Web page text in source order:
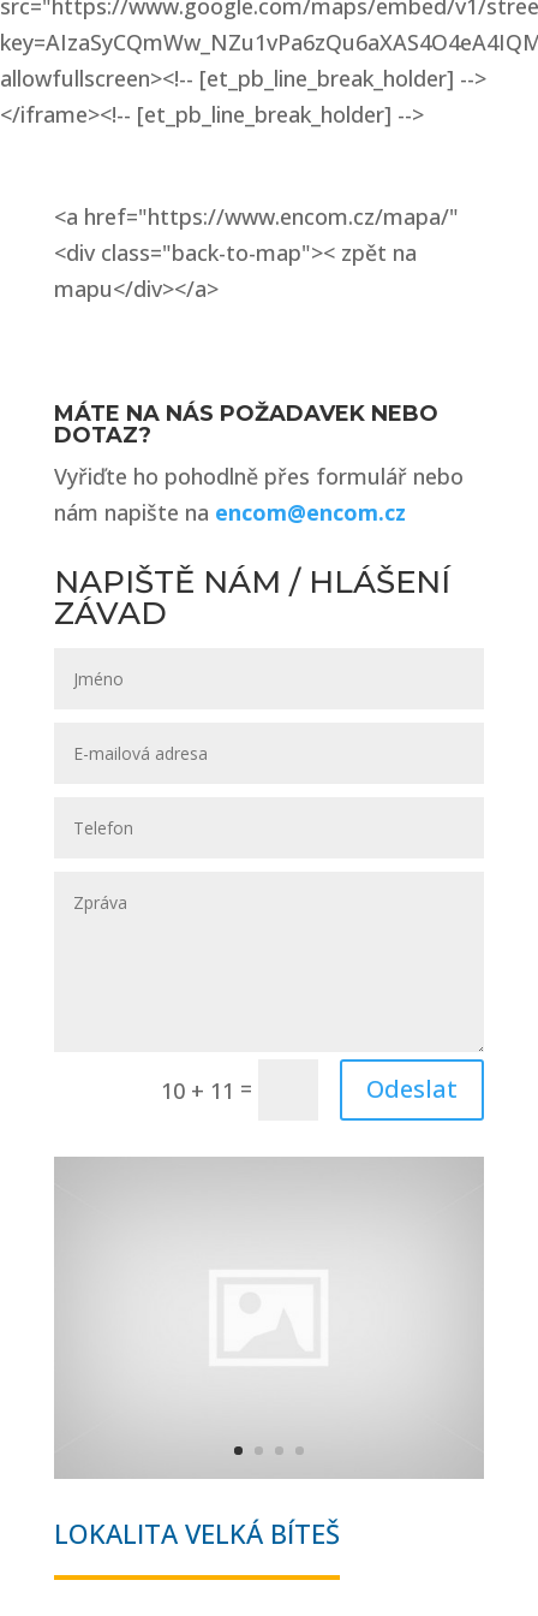
src="https://www.google.com/maps/embed/v1/
allowfullscreen><!-- [et_pb_line_break_holder] -->
</iframe><!-- [et_pb_line_break_holder] -->
<a href="https://www.encom.cz/mapa/"
<div class="back-to-map">< zpět na
mapu</div></a>
MÁTE NA NÁS POŽADAVEK NEBO
DOTAZ?
Vyřiďte ho pohodlně přes formulář nebo
nám napište na encom@encom.cz
NAPIŠTĚ NÁM / HLÁŠENÍ
ZÁVAD
10 + 11 = Odeslat
LOKALITA VELKÁ BÍTEŠ